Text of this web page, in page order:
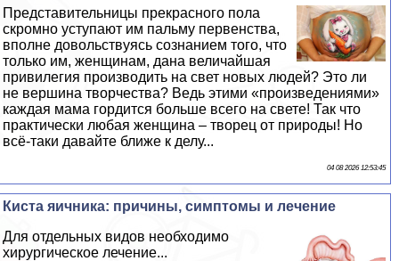
Представительницы прекрасного пола
скромно уступают им пальму первенства,
вполне довольствуясь сознанием того, что
только им, женщинам, дана величайшая
привилегия производить на свет новых людей? Это ли
не вершина творчества? Ведь этими «произведениями»
каждая мама гордится больше всего на свете! Так что
пpaктически любая женщина – творец от природы! Но
всё-таки давайте ближе к делу...
04 08 2026 12:53:45
Киста яичника: причины, симптомы и лечение
Для отдельных видов необходимо
хирургическое лечение...